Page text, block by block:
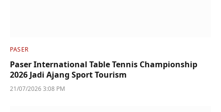
PASER
Paser International Table Tennis Championship
2026 Jadi Ajang Sport Tourism
21/07/2026 3:08 PM